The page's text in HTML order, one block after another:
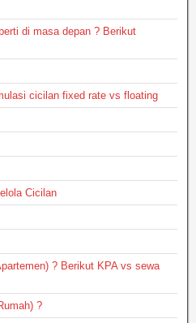
di masa depan ? Berikut
cicilan fixed rate vs floating
Cicilan
? Berikut KPA vs sewa
?